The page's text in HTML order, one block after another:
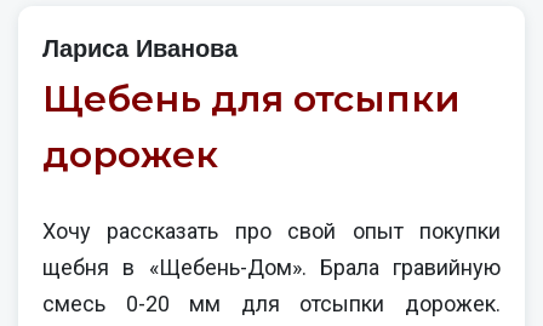
Лариса Иванова
Щебень для отсыпки
дорожек
Хочу рассказать про свой опыт покупки
щебня в «Щебень-Дом». Брала гравийную
смесь 0-20 мм для отсыпки дорожек.